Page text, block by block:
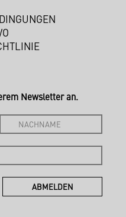
Newsletter an.